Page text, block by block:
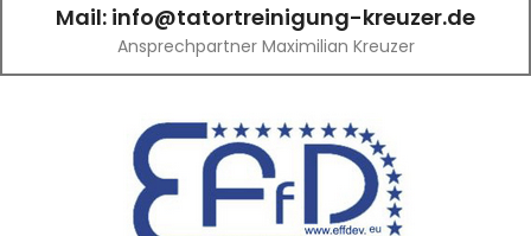
Mail: info@tatortreinigung-kreuzer.de
Ansprechpartner Maximilian Kreuzer